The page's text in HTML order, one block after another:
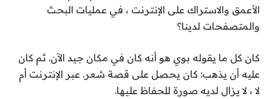
الأعمق والاستراك على الإنترنت ، في عمليات البحث
والمتصفحات لدينا؟
كان كل ما يقوله بوي هو أنه كان في مكان جيد الآن. ثم كان
عليه أن يذهب: كان يحصل على قصة شعر. عبر الإنترنت أم
لا ، لا يزال لديه صورة للحفاظ عليها.